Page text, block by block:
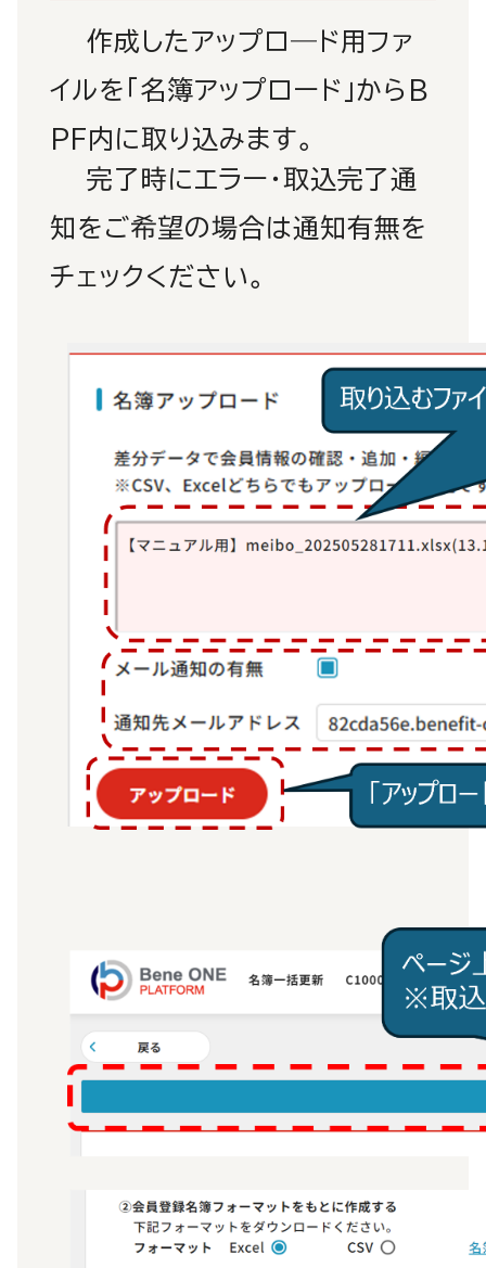
作成したアップロ―ド用ファ
イルを「名簿アップロード」からB
PF内に取り込みます。
完了時にエラー・取込完了通
知をご希望の場合は通知有無を
チェックください。